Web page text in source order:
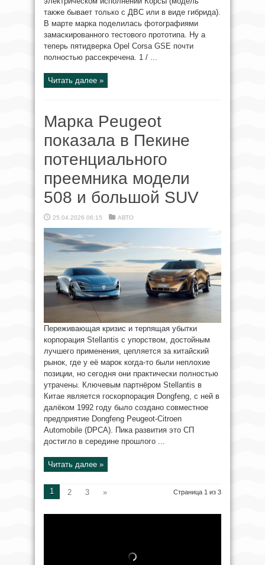
также бывает только с ДВС или в виде гибрида).
В марте марка поделилась фотографиями
замаскированного тестового прототипа. Ну а
теперь пятидверка Opel Corsa GSE почти
полностью рассекречена. 1 / ...
Читать далее »
Марка Peugeot
показала в Пекине
потенциального
преемника модели
508 и большой SUV
25.04.2026 06:15 АВТО
Переживающая кризис и терпящая убытки
корпорация Stellantis с упорством, достойным
лучшего применения, цепляется за китайский
рынок, где у её марок когда-то были неплохие
позиции, но сегодня они практически полностью
утрачены. Ключевым партнёром Stellantis в
Китае является госкорпорация Dongfeng, с ней в
далёком 1992 году было создано совместное
предприятие Dongfeng Peugeot-Citroen
Automobile (DPCA). Пика развития это СП
достигло в середине прошлого ...
Читать далее »
Страница 1 из 3
1 2 3 »